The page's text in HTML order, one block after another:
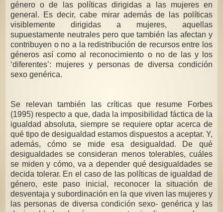
género o de las políticas dirigidas a las mujeres en
general. Es decir, cabe mirar además de las políticas
visiblemente dirigidas a mujeres, aquellas
supuestamente neutrales pero que también las afectan y
contribuyen o no a la redistribución de recursos entre los
géneros así como al reconocimiento o no de las y los
‘diferentes’: mujeres y personas de diversa condición
sexo genérica.
Se relevan también las críticas que resume Forbes
(1995) respecto a que, dada la imposibilidad fáctica de la
igualdad absoluta, siempre se requiere optar acerca de
qué tipo de desigualdad estamos dispuestos a aceptar. Y,
además, cómo se mide esa desigualdad. De qué
desigualdades se consideran menos tolerables, cuáles
se miden y cómo, va a depender qué desigualdades se
decida tolerar. En el caso de las políticas de igualdad de
género, este paso inicial, reconocer la situación de
desventaja y subordinación en la que viven las mujeres y
las personas de diversa condición sexo- genérica y las